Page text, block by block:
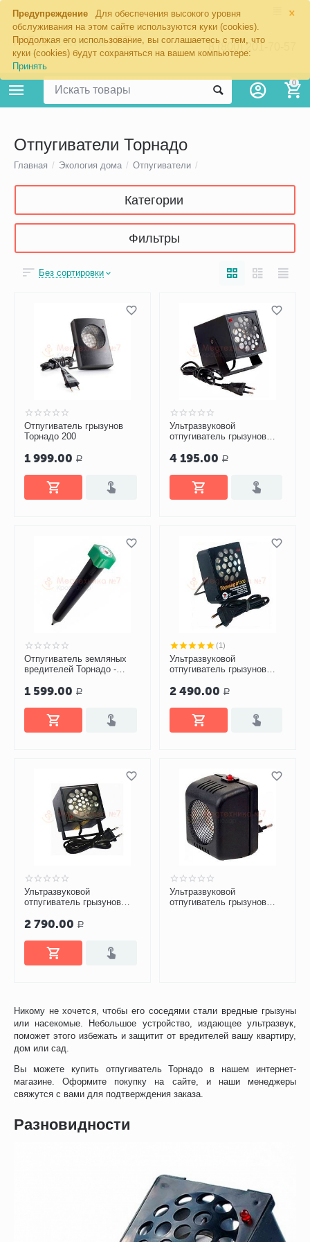
×
Предупреждение
Для обеспечения высокого уровня
обслуживания на этом сайте используются куки (cookies).
Продолжая его использование, вы соглашаетесь с тем, что
куки (cookies) будут сохраняться на вашем компьютере:
Принять
8 (800) 201-70-57
0
Отпугиватели Торнадо
Главная / Экология дома / Отпугиватели /
Категории
Фильтры
Никому не хочется, чтобы его соседями стали вредные грызуны
или насекомые. Небольшое устройство, издающее ультразвук,
поможет этого избежать и защитит от вредителей вашу квартиру,
дом или сад.
Вы можете купить отпугиватель Торнадо в нашем интернет-
магазине. Оформите покупку на сайте, и наши менеджеры
свяжутся с вами для подтверждения заказа.
Разновидности
Без сортировки
Отпугиватель грызунов
Торнадо 200
1 999.00 Р
Ультразвуковой
отпугиватель грызунов
4 195.00 Р
Отпугиватель земляных
вредителей Торнадо -
1 599.00 Р
(1)
Ультразвуковой
отпугиватель грызунов
2 490.00 Р
Ультразвуковой
отпугиватель грызунов
2 790.00 Р
Ультразвуковой
отпугиватель грызунов